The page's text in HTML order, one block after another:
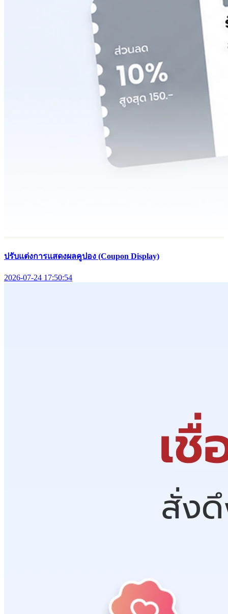
ปรับแต่งการแสดงผลคูปอง (Coupon Display)
2026-07-24 17:50:54